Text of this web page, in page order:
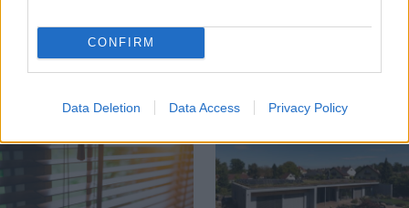
CONFIRM
Data Deletion Data Access Privacy Policy
alebo meniť kotol?
Návod, ako v nových
dotačných výzvach
Multipor ETX